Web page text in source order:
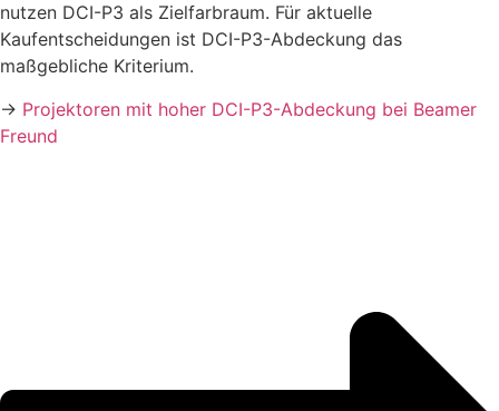
nutzen DCI-P3 als Zielfarbraum. Für aktuelle
Kaufentscheidungen ist DCI-P3-Abdeckung das
maßgebliche Kriterium.
→ Projektoren mit hoher DCI-P3-Abdeckung bei Beamer
Freund